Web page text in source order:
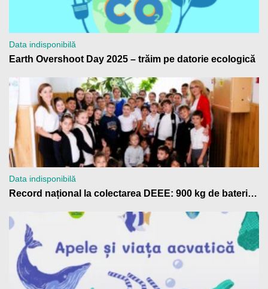
Data indisponibilă
Earth Overshoot Day 2025 – trăim pe datorie ecologică
Data indisponibilă
Record național la colectarea DEEE: 900 kg de baterii trimise la reciclare de Școala Gimnazială „Anton Pann” Râmnicu Vâlcea